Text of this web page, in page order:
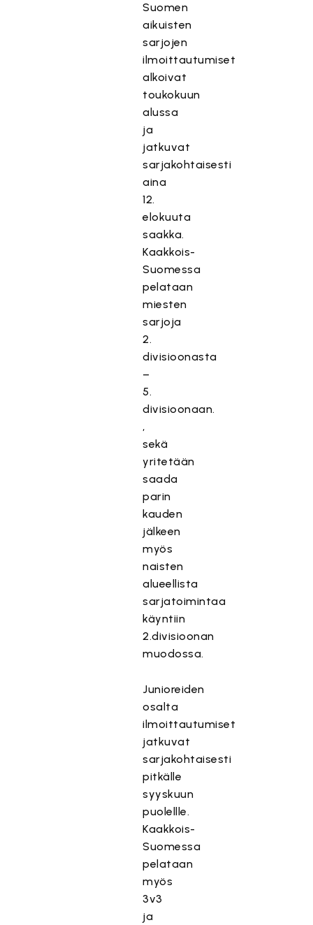
Suomen
aikuisten
sarjojen
ilmoittautumiset
alkoivat
toukokuun
alussa
ja
jatkuvat
sarjakohtaisesti
aina
12.
elokuuta
saakka.
Kaakkois-
Suomessa
pelataan
miesten
sarjoja
2.
divisioonasta
–
5.
divisioonaan.
,
sekä
yritetään
saada
parin
kauden
jälkeen
myös
naisten
alueellista
sarjatoimintaa
käyntiin
2.divisioonan
muodossa.
Junioreiden
osalta
ilmoittautumiset
jatkuvat
sarjakohtaisesti
pitkälle
syyskuun
puolellle.
Kaakkois-
Suomessa
pelataan
myös
3v3
ja